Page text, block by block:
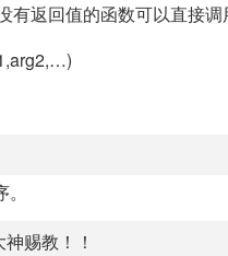
返回值的函数可以直接调
赐教！！